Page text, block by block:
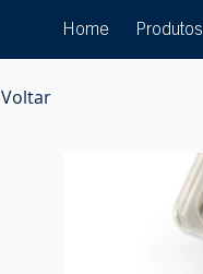
Home Produtos
Voltar